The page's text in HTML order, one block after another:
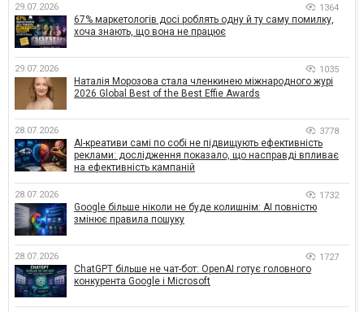
29.07.2026 1364
67% маркетологів досі роблять одну й ту саму помилку,
хоча знають, що вона не працює
29.07.2026 1035
Наталія Морозова стала членкинею міжнародного журі
2026 Global Best of the Best Effie Awards
28.07.2026 3778
AI-креативи самі по собі не підвищують ефективність
реклами: дослідження показало, що насправді впливає
на ефективність кампаній
28.07.2026 1732
Google більше ніколи не буде колишнім: AI повністю
змінює правила пошуку
28.07.2026 1727
ChatGPT більше не чат-бот: OpenAI готує головного
конкурента Google і Microsoft